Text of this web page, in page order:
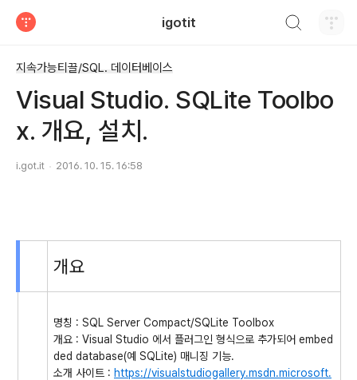
igotit
지속가능티끌/SQL. 데이터베이스
Visual Studio. SQLite Toolbo
x. 개요, 설치.
i.got.it 2016. 10. 15. 16:58
개요
명칭 : SQL Server Compact/SQLite Toolbox
개요 : Visual Studio 에서 플러그인 형식으로 추가되어 embed
ded database(예 SQLite) 매니징 기능.
소개 사이트 : https://visualstudiogallery.msdn.microsoft.